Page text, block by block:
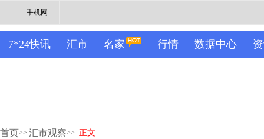
手机网
7*24快讯 汇市 名家 行情 数据中心
首页>> 汇市观察>> 正文